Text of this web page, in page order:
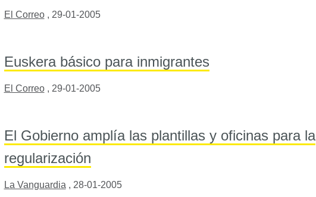
El Correo , 29-01-2005
Euskera básico para inmigrantes
El Correo , 29-01-2005
El Gobierno amplía las plantillas y oficinas para la
regularización
La Vanguardia , 28-01-2005